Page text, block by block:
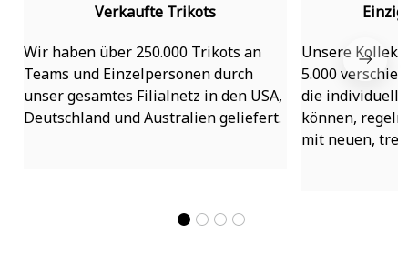
Verkaufte Trikots
Wir haben über 250.000 Trikots an
Teams und Einzelpersonen durch
unser gesamtes Filialnetz in den USA,
Deutschland und Australien geliefert.
Unsere
5.000
die individuell
können,
mit neuen,